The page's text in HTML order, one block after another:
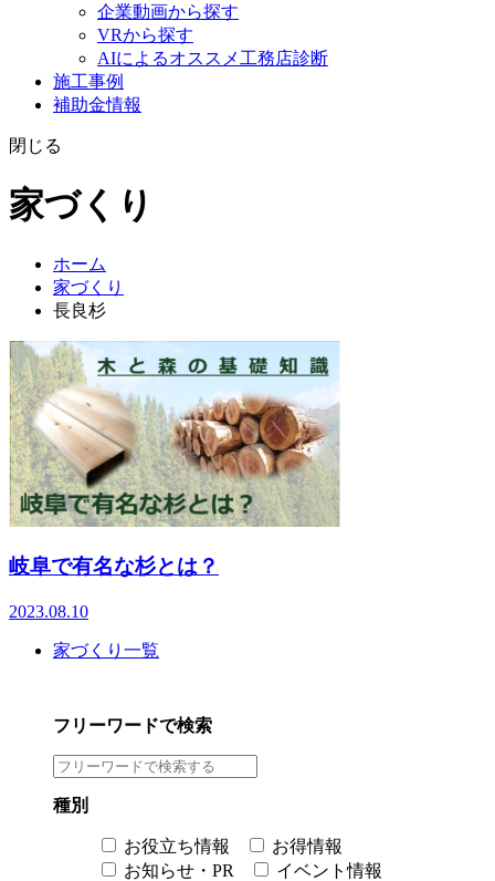
企業動画から探す
VRから探す
AIによるオススメ工務店診断
施工事例
補助金情報
閉じる
家づくり
ホーム
家づくり
長良杉
岐阜で有名な杉とは？
2023.08.10
家づくり一覧
フリーワードで検索
種別
お役立ち情報
お得情報
お知らせ・PR
イベント情報